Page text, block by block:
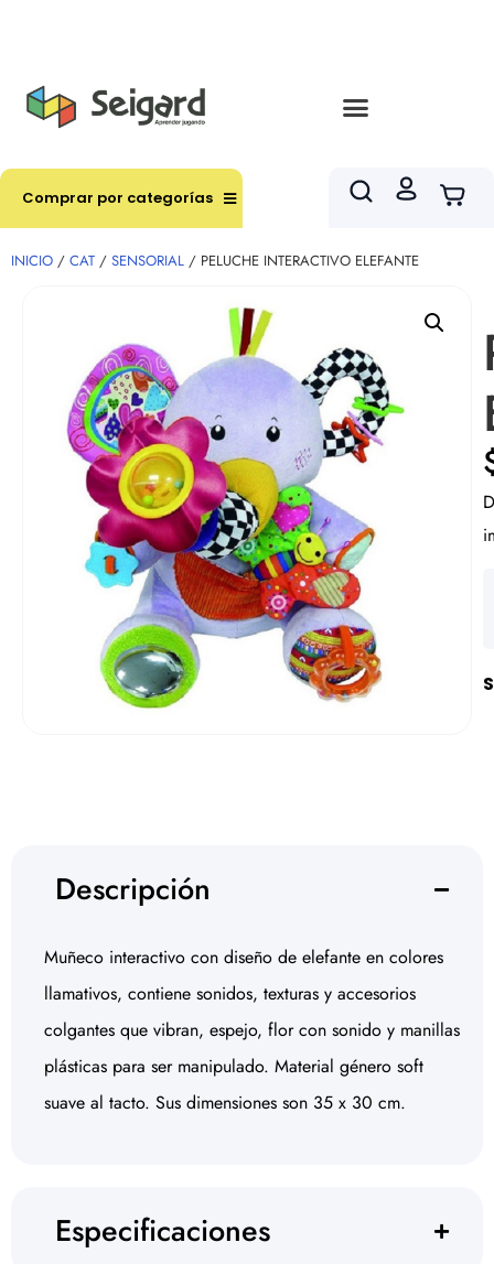
Comprar por categorías
INICIO / CAT / SENSORIAL / PELUCHE INTERACTIVO ELEFANTE
Descripción
Muñeco interactivo con diseño de elefante en colores
llamativos, contiene sonidos, texturas y accesorios
colgantes que vibran, espejo, flor con sonido y manillas
plásticas para ser manipulado. Material género soft
suave al tacto. Sus dimensiones son 35 x 30 cm.
Especificaciones